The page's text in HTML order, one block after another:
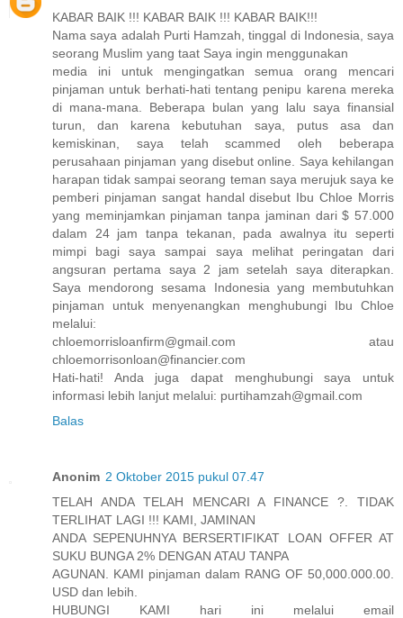
KABAR BAIK !!! KABAR BAIK !!! KABAR BAIK!!!
Nama saya adalah Purti Hamzah, tinggal di Indonesia, saya
seorang Muslim yang taat Saya ingin menggunakan
media ini untuk mengingatkan semua orang mencari
pinjaman untuk berhati-hati tentang penipu karena mereka
di mana-mana. Beberapa bulan yang lalu saya finansial
turun, dan karena kebutuhan saya, putus asa dan
kemiskinan, saya telah scammed oleh beberapa
perusahaan pinjaman yang disebut online. Saya kehilangan
harapan tidak sampai seorang teman saya merujuk saya ke
pemberi pinjaman sangat handal disebut Ibu Chloe Morris
yang meminjamkan pinjaman tanpa jaminan dari $ 57.000
dalam 24 jam tanpa tekanan, pada awalnya itu seperti
mimpi bagi saya sampai saya melihat peringatan dari
angsuran pertama saya 2 jam setelah saya diterapkan.
Saya mendorong sesama Indonesia yang membutuhkan
pinjaman untuk menyenangkan menghubungi Ibu Chloe
melalui:
chloemorrisloanfirm@gmail.com atau
chloemorrisonloan@financier.com
Hati-hati! Anda juga dapat menghubungi saya untuk
informasi lebih lanjut melalui: purtihamzah@gmail.com
Balas
Anonim 2 Oktober 2015 pukul 07.47
TELAH ANDA TELAH MENCARI A FINANCE ?. TIDAK
TERLIHAT LAGI !!! KAMI, JAMINAN
ANDA SEPENUHNYA BERSERTIFIKAT LOAN OFFER AT
SUKU BUNGA 2% DENGAN ATAU TANPA
AGUNAN. KAMI pinjaman dalam RANG OF 50,000.000.00.
USD dan lebih.
HUBUNGI KAMI hari ini melalui email